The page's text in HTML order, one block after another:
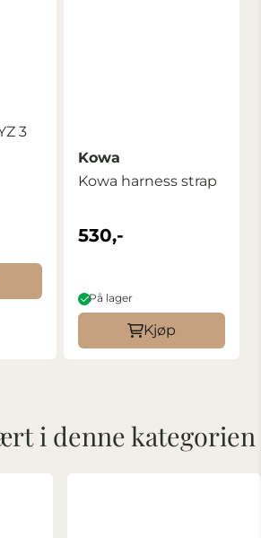
Kowa
Kowa harness strap
530,-
På lager
Kjøp
i denne kategorien